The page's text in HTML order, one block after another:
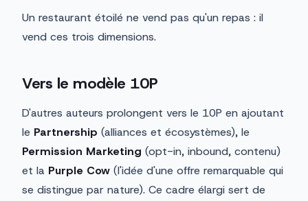
Un restaurant étoilé ne vend pas qu'un repas : il
vend ces trois dimensions.
Vers le modèle 10P
D'autres auteurs prolongent vers le 10P en ajoutant
le Partnership (alliances et écosystèmes), le
Permission Marketing (opt-in, inbound, contenu)
et la Purple Cow (l'idée d'une offre remarquable qui
se distingue par nature). Ce cadre élargi sert de